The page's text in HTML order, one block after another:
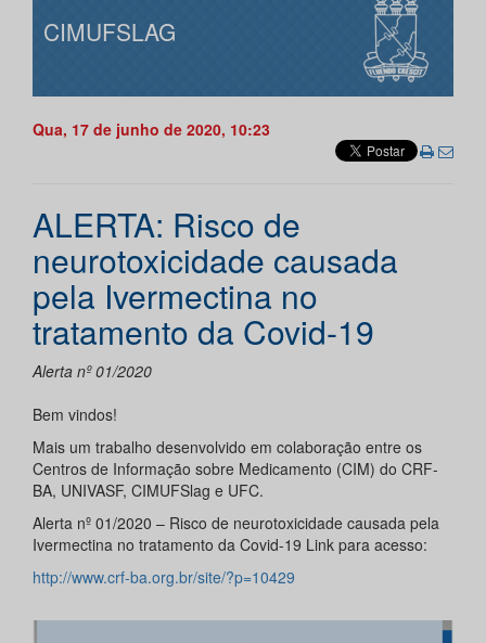
CIMUFSLAG
Qua, 17 de junho de 2020, 10:23
ALERTA: Risco de
neurotoxicidade causada
pela Ivermectina no
tratamento da Covid-19
Alerta nº 01/2020
Bem vindos!
Mais um trabalho desenvolvido em colaboração entre os
Centros de Informação sobre Medicamento (CIM) do CRF-
BA, UNIVASF, CIMUFSlag e UFC.
Alerta nº 01/2020 – Risco de neurotoxicidade causada pela
Ivermectina no tratamento da Covid-19 Link para acesso:
http://www.crf-ba.org.br/site/?p=10429